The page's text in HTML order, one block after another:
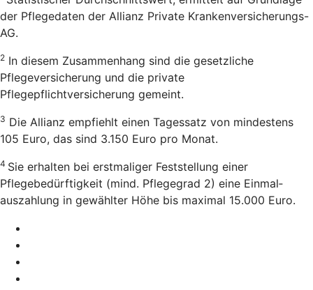
der Pflegedaten der Allianz Private Krankenversicherungs-
AG.
2 In diesem Zusammenhang sind die gesetzliche
Pflegeversicherung und die private
Pflegepflichtversicherung gemeint.
3 Die Allianz empfiehlt einen Tagessatz von mindestens
105 Euro, das sind 3.150 Euro pro Monat.
4 Sie erhalten bei erstmaliger Feststellung einer
Pflegebedürftigkeit (mind. Pflegegrad 2) eine Einmal­
auszahlung in gewählter Höhe bis maximal 15.000 Euro.